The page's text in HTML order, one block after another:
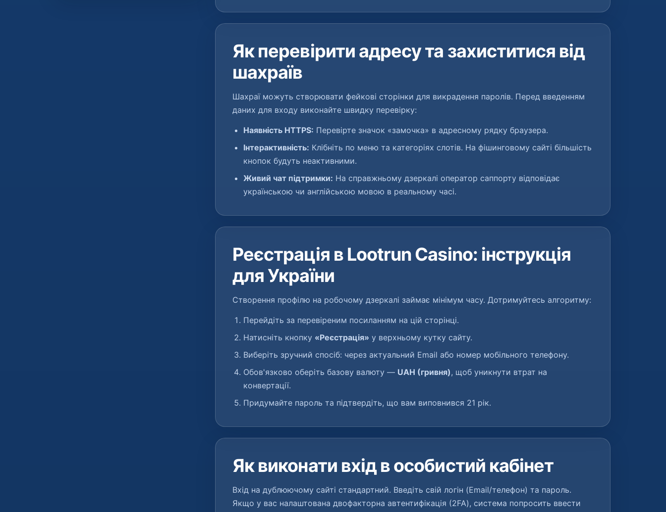
Як перевірити адресу та захиститися від
шахраїв
Шахраї можуть створювати фейкові сторінки для викрадення паролів. Перед введенням
даних для входу виконайте швидку перевірку:
Наявність HTTPS: Перевірте значок «замочка» в адресному рядку браузера.
Інтерактивність: Клібніть по меню та категоріях слотів. На фішинговому сайті більшість
кнопок будуть неактивними.
Живий чат підтримки: На справжньому дзеркалі оператор саппорту відповідає
українською чи англійською мовою в реальному часі.
Реєстрація в Lootrun Casino: інструкція
для України
Створення профілю на робочому дзеркалі займає мінімум часу. Дотримуйтесь алгоритму:
Перейдіть за перевіреним посиланням на цій сторінці.
Натисніть кнопку «Реєстрація» у верхньому кутку сайту.
Виберіть зручний спосіб: через актуальний Email або номер мобільного телефону.
Обов'язково оберіть базову валюту — UAH (гривня), щоб уникнути втрат на
конвертації.
Придумайте пароль та підтвердіть, що вам виповнився 21 рік.
Як виконати вхід в особистий кабінет
Вхід на дублюючому сайті стандартний. Введіть свій логін (Email/телефон) та пароль.
Якщо у вас налаштована двофакторна автентифікація (2FA), система попросить ввести